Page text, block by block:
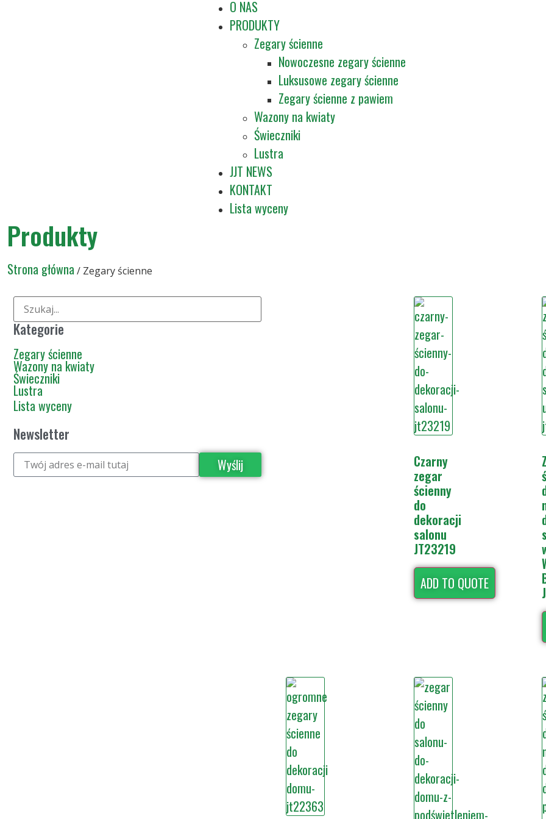
O NAS
PRODUKTY
Zegary ścienne
Nowoczesne zegary ścienne
Luksusowe zegary ścienne
Zegary ścienne z pawiem
Wazony na kwiaty
Świeczniki
Lustra
JJT NEWS
KONTAKT
Lista wyceny
Produkty
Strona główna/ Zegary ścienne
Kategorie
Zegary ścienne
Wazony na kwiaty
Świeczniki
Lustra
Lista wyceny
Newsletter
Wyślij
Czarny
zegar
ścienny
do
dekoracji
salonu
JT23219
ADD TO QUOTE